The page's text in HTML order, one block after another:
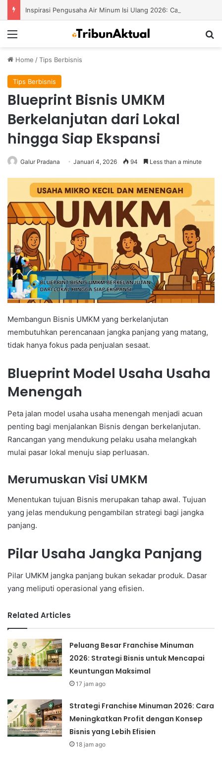
Home /Tips Berbisnis
Tips Berbisnis
Blueprint Bisnis UMKM
Berkelanjutan dari Lokal
hingga Siap Ekspansi
Galur Pradana Januari 4, 2026 94 Less than a minute
Membangun Bisnis UMKM yang berkelanjutan
membutuhkan perencanaan jangka panjang yang matang,
tidak hanya fokus pada penjualan sesaat.
Blueprint Model Usaha Usaha
Menengah
Peta jalan model usaha usaha menengah menjadi acuan
penting bagi menjalankan Bisnis dengan berkelanjutan.
Rancangan yang mendukung pelaku usaha melangkah
mulai pasar lokal menuju siap perluasan.
Merumuskan Visi UMKM
Menentukan tujuan Bisnis merupakan tahap awal. Tujuan
yang jelas mendukung pengambilan strategi bagi jangka
panjang.
Pilar Usaha Jangka Panjang
Pilar UMKM jangka panjang bukan sekadar produk. Dasar
yang meliputi operasional yang efisien.
Related Articles
Peluang Besar Franchise Minuman
2026: Strategi Bisnis untuk Mencapai
Keuntungan Maksimal
17 jam ago
Strategi Franchise Minuman 2026: Cara
Meningkatkan Profit dengan Konsep
Bisnis yang Lebih Efisien
18 jam ago